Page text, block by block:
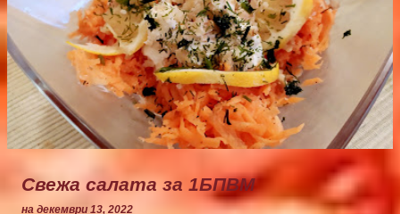
Свежа салата за 1БПВМ
на декември 13, 2022